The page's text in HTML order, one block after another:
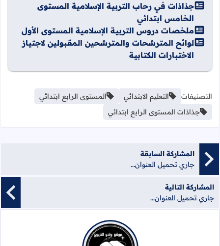
جذاذات في رحاب التربية الإسلامية المستوى
الخامس ابتدائي
ملخصات دروس التربية الإسلامية المستوى الأول
لوائح المترشحات والمترشحين المقبولين لاجتياز
الاختبارات الكتابية
التصنيفات التعليم الابتدائي
المستوى الرابع ابتدائي
جذاذات المستوى الرابع ابتدائي
المشاركة السابقة
جاري تحميل العنوان...
المشاركة التالية
جاري تحميل العنوان...